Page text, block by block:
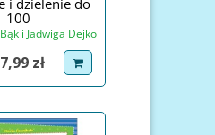
100
i Jadwiga Dejko
zł dodaj do koszyka